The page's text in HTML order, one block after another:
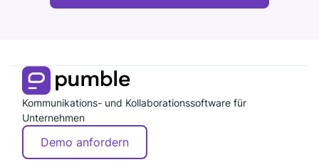
Kommunikations- und Kollaborationssoftware für
Unternehmen
Demo anfordern